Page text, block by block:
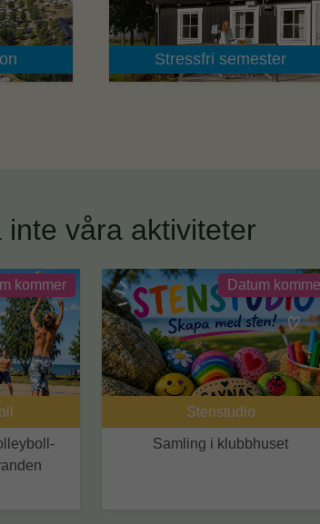
Stressfri semester
inte våra aktiviteter
kommer Datum
Stenstudio
Samling i klubbhuset